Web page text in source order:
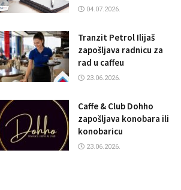
04.07.2026.
Tranzit Petrol Ilijaš
zapošljava radnicu za
rad u caffeu
23.06.2026.
Caffe & Club Dohho
zapošljava konobara ili
konobaricu
23.06.2026.